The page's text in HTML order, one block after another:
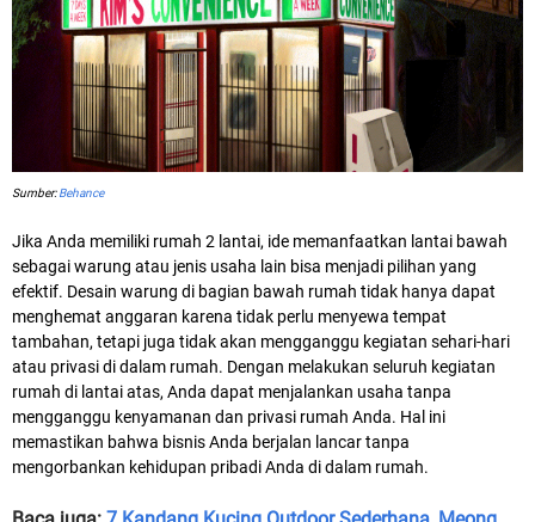
Sumber:Behance
Jika Anda memiliki rumah 2 lantai, ide memanfaatkan lantai bawah
sebagai warung atau jenis usaha lain bisa menjadi pilihan yang
efektif. Desain warung di bagian bawah rumah tidak hanya dapat
menghemat anggaran karena tidak perlu menyewa tempat
tambahan, tetapi juga tidak akan mengganggu kegiatan sehari-hari
atau privasi di dalam rumah. Dengan melakukan seluruh kegiatan
rumah di lantai atas, Anda dapat menjalankan usaha tanpa
mengganggu kenyamanan dan privasi rumah Anda. Hal ini
memastikan bahwa bisnis Anda berjalan lancar tanpa
mengorbankan kehidupan pribadi Anda di dalam rumah.